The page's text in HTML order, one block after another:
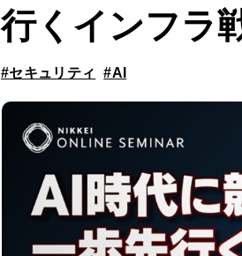
行くインフラ
#セキュリティ #AI